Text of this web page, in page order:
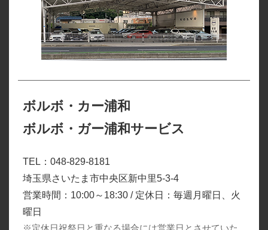
ボルボ・カー浦和
ボルボ・ガー浦和サービス
TEL：048-829-8181
埼玉県さいたま市中央区新中里5-3-4
営業時間：10:00～18:30 / 定休日：毎週月曜日、火
曜日